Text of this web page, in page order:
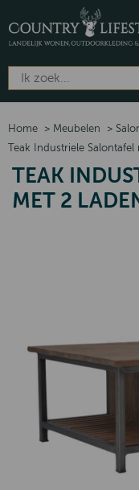
Home > Meubelen >
Teak Industriele Salontafel
TEAK
MET 2